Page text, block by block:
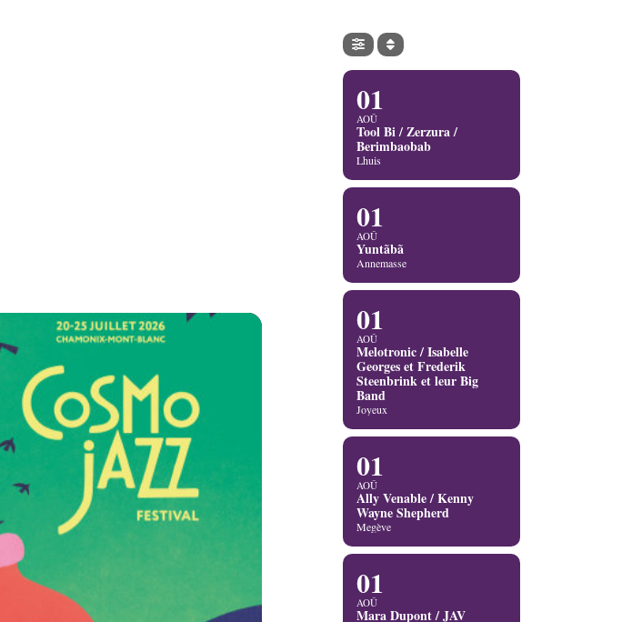
01
AOÛ
Tool Bi / Zerzura /
Berimbaobab
Lhuis
01
AOÛ
Yuntãbã
Annemasse
01
AOÛ
Melotronic / Isabelle
Georges et Frederik
Steenbrink et leur Big
Band
Joyeux
01
AOÛ
Ally Venable / Kenny
Wayne Shepherd
Megève
01
AOÛ
Mara Dupont / JAV